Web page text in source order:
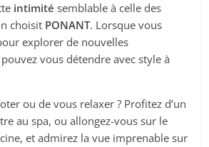
intimité semblable à celle des
choisit PONANT. Lorsque vous
explorer de nouvelles
vous détendre avec style à
ou de vous relaxer ? Profitez d’un
au spa, ou allongez-vous sur le
et admirez la vue imprenable sur